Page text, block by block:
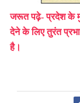
जरूत पढ़े- प्रदेश के
देने के लिए तुरंत
है।